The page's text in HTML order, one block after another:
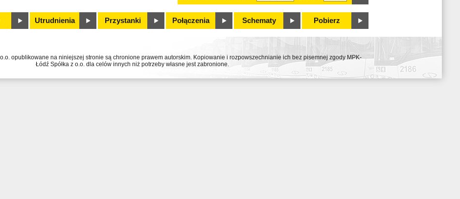
Utrudnienia Przystanki Połączenia Schematy Pobierz
opublikowane na niniejszej stronie są chronione prawem autorskim. Kopiowanie i rozpowszechnianie ich bez pisemnej zgody MPK-
Łódź Spółka z o.o. dla celów innych niż potrzeby własne jest zabronione.